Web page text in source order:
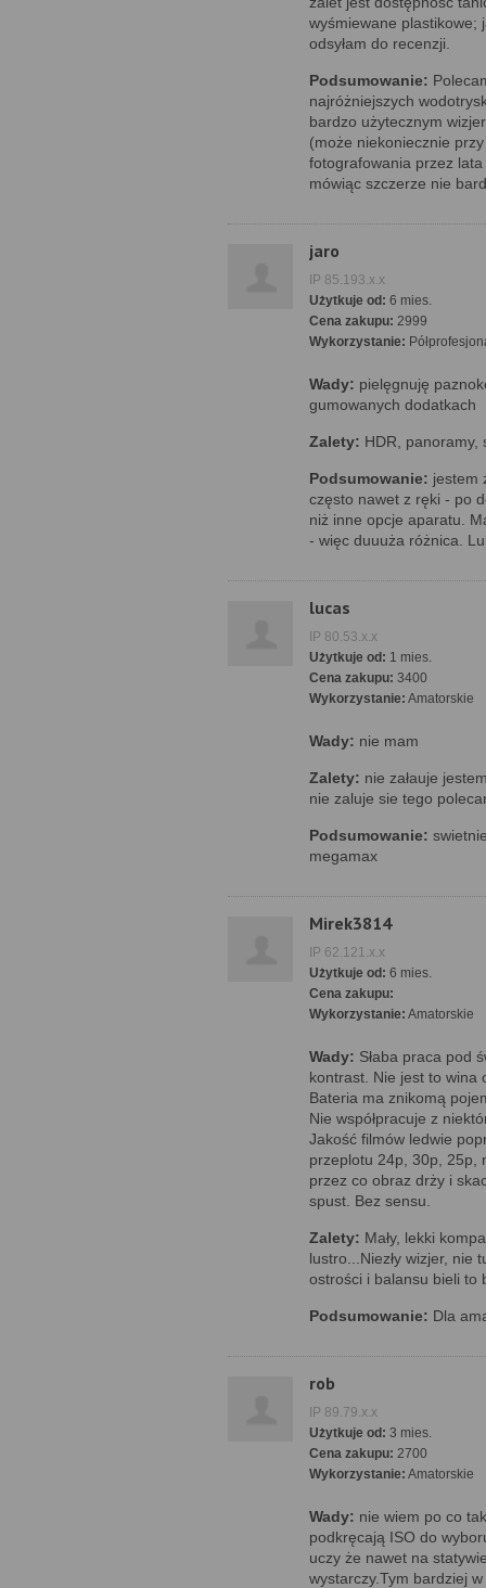
wyśmiewane plastikowe;
odsyłam do recenzji.
Podsumowanie:
najróżniejszych
bardzo użytecznym
(może niekoniecznie
fotografowania przez
mówiąc szczerze nie
jaro
IP 85.193.x.x
Użytkuje od: 6 mies.
Cena zakupu: 2999
Wykorzystanie:
Wady: pielęgnuję
gumowanych dodatkach
Zalety: HDR, panoramy,
Podsumowanie: jestem
często nawet z ręki - po
niż inne opcje aparatu.
- więc duuuża różnica.
lucas
IP 80.53.x.x
Użytkuje od: 1 mies.
Cena zakupu: 3400
Wykorzystanie: Amatorskie
Wady: nie mam
Zalety: nie załauje
nie zaluje sie tego
Podsumowanie:
megamax
Mirek3814
IP 62.121.x.x
Użytkuje od: 6 mies.
Cena zakupu:
Wykorzystanie: Amatorskie
Wady: Słaba praca pod
kontrast. Nie jest to wina
Bateria ma znikomą
Nie współpracuje z
Jakość filmów ledwie
przeplotu 24p, 30p, 25p,
przez co obraz drży i
spust. Bez sensu.
Zalety: Mały, lekki
lustro...Niezły wizjer, nie
ostrości i balansu bieli to
Podsumowanie: Dla
rob
IP 89.79.x.x
Użytkuje od: 3 mies.
Cena zakupu: 2700
Wykorzystanie: Amatorskie
Wady: nie wiem po co
podkręcają ISO do
uczy że nawet na
wystarczy.Tym bardziej